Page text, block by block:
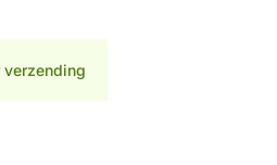
verzending